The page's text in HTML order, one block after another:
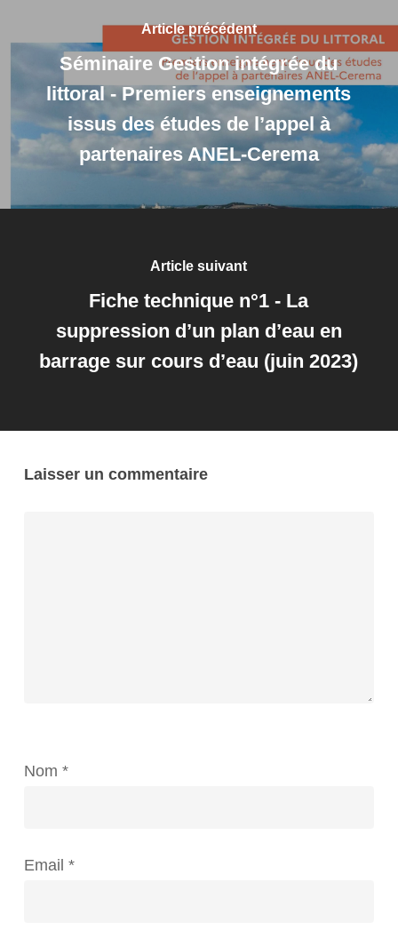
Article précédent
Séminaire Gestion intégrée du
littoral - Premiers enseignements
issus des études de l’appel à
partenaires ANEL-Cerema
Article suivant
Fiche technique n°1 - La
suppression d’un plan d’eau en
barrage sur cours d’eau (juin 2023)
Laisser un commentaire
Nom *
Email *